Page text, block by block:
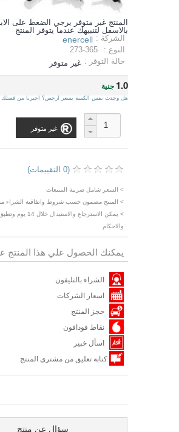
المنتج غير متوفر يرجي الضغط على
بالاسفل لتنبيهك عندما يتوفر المنتج
الشركة : enercell
النوع :
273-365
حالة التوفر : غير متوفر
1.0 جنية
هل وجدت نفس الكمية بسعر ارخص؟ اخبرنا من فضلك
غير متوفر
(0 التقييمات)
> السعر شامل ضريبة المبيعات
> المنتج مضمون حسب شروط واتفاقية الشراء
> يمكن الاسترجاع
والاحكام
يمكنك الحصول علي هذا المنتج
الشراء بالتليفون
اسعار الشركات
حجز المنتج
نقاط فودافون
اسأل خبير
كتابة تعليق من مشترى المنتج
سؤال عن منتج